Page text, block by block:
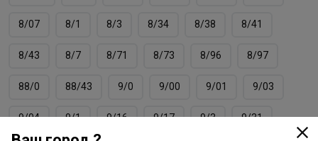
8/07 8/1 8/3 8/34 8/38 8/41
8/43 8/7 8/71 8/73 8/96 8/97
88/0 88/43 9/0 9/00 9/01 9/03
9/04 9/1 9/16 9/17 9/3 9/31